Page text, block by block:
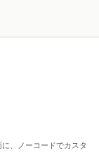
、ノーコードでカスタ